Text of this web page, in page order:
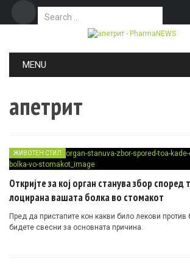
Search for:
MENU
апетрит
ЖИВОТЕН СТИЛ
Откријте за кој орган станува збор според
лоцирана вашата болка во стомакот
Пред да пристапите кон какви било лекови против
бидете свесни за основната причина.